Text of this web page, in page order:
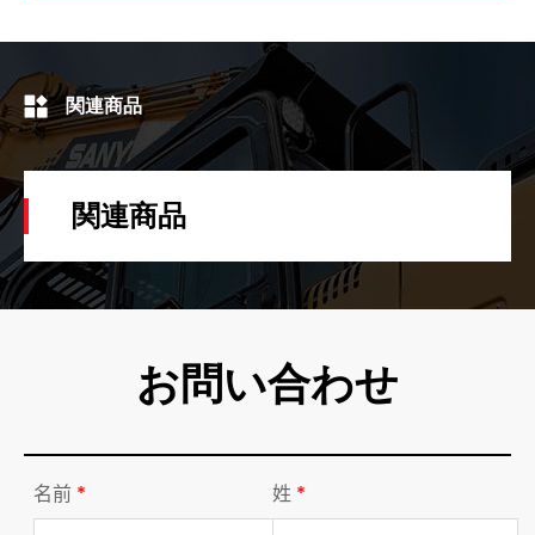
関連商品
関連商品
お問い合わせ
名前 * 姓 *